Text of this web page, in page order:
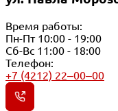
Время работы:
Пн-Пт 10:00 - 19:00
Сб-Вс 11:00 - 18:00
Телефон:
+7 (4212) 22‒00‒00